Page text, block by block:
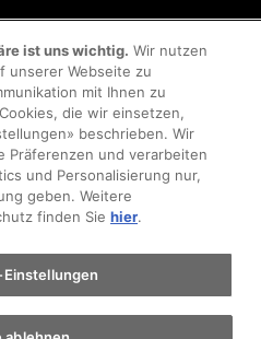
Impressum
Hinweise
ist uns wichtig. Wir nutzen
unserer Webseite zu
mit Ihnen zu
die wir einsetzen,
beschrieben. Wir
Präferenzen und verarbeiten
und Personalisierung nur,
geben. Weitere
finden Siehier.